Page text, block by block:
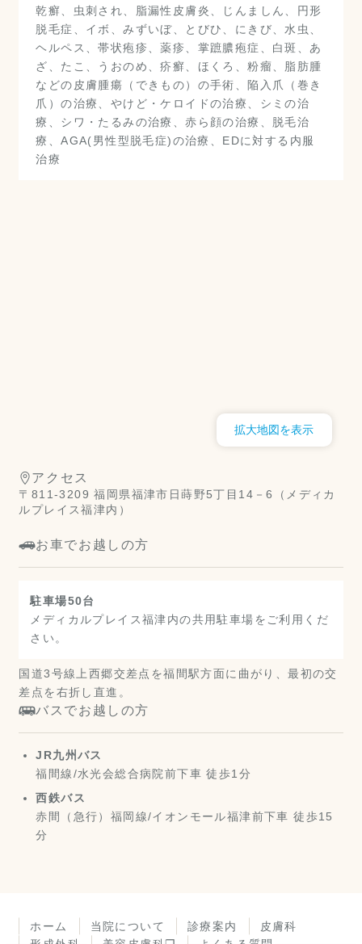
乾癬、虫刺され、脂漏性皮膚炎、じんましん、円形
脱毛症、イボ、みずいぼ、とびひ、にきび、水虫、
ヘルペス、帯状疱疹、薬疹、掌蹠膿疱症、白斑、あ
ざ、たこ、うおのめ、疥癬、ほくろ、粉瘤、脂肪腫
などの皮膚腫瘍（できもの）の手術、陥入爪（巻き
爪）の治療、やけど・ケロイドの治療、シミの治
療、シワ・たるみの治療、赤ら顔の治療、脱毛治
療、AGA(男性型脱毛症)の治療、EDに対する内服
治療
拡大地図を表示
アクセス
〒811-3209 福岡県福津市日蒔野5丁目14－6（メディカ
ルプレイス福津内）
お車でお越しの方
駐車場50台
メディカルプレイス福津内の共用駐車場をご利用くだ
さい。
国道3号線上西郷交差点を福間駅方面に曲がり、最初の交
差点を右折し直進。
バスでお越しの方
JR九州バス
福間線/水光会総合病院前下車 徒歩1分
西鉄バス
赤間（急行）福岡線/イオンモール福津前下車 徒歩15
分
ホーム 当院について 診療案内
皮膚科